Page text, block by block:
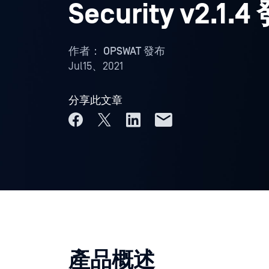
Security v2.1.4
作者： OPSWAT 發布
Jul15、2021
分享此文章
產品概述